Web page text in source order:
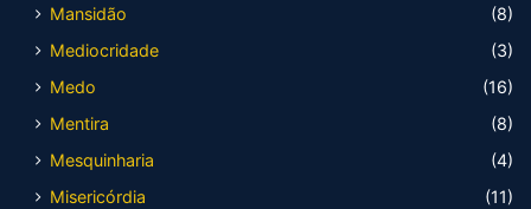
Mansidão
(8)
Mediocridade
(3)
Medo
(16)
Mentira
(8)
Mesquinharia
(4)
Misericórdia
(11)